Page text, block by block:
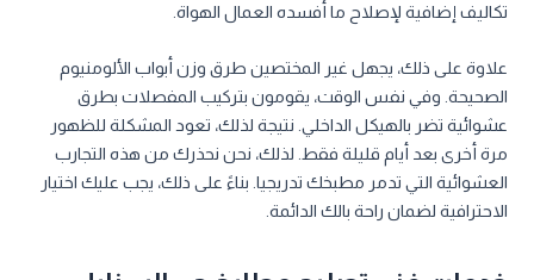
تكاليف إضافية لإصلاح ما أفسده العمال الهواة.
علاوة على ذلك، يجهل غير المختصين طرق وزن أبواب الألومنيوم
الصحيحة. وفي نفس الوقت، يقومون بتركيب المفصلات بطرق
عشوائية تضر بالهيكل الداخلي. نتيجة لذلك، تعود المشكلة للظهور
مرة أخرى بعد أيام قليلة فقط. لذلك، نحن نحذرك من هذه التجارب
العشوائية التي تدمر مطبخك تدريجيا. بناءً على ذلك، يجب عليك اختيار
الاحترافية لضمان راحة بالك الدائمة.